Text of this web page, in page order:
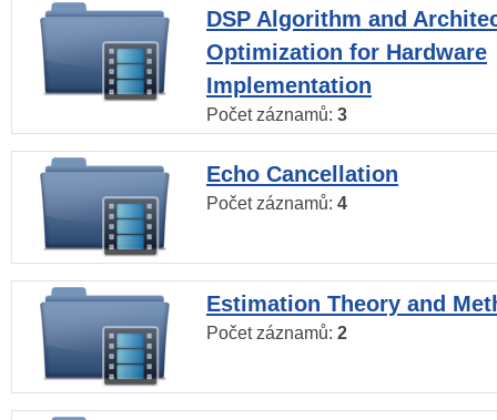
DSP Algorithm and
Optimization for Hardware
Implementation
Počet záznamů: 3
Echo Cancellation
Počet záznamů: 4
Estimation Theory and
Počet záznamů: 2